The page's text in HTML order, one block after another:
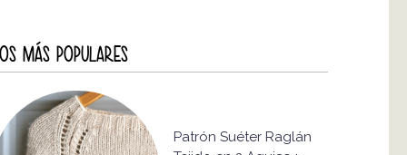
MÁS POPULARES
Patrón Suéter Raglán